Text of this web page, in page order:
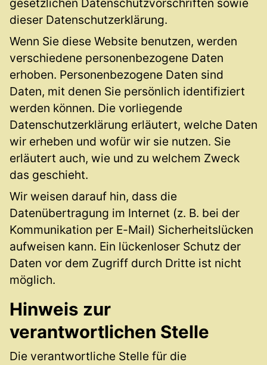
gesetzlichen Datenschutzvorschriften sowie
dieser Datenschutzerklärung.
Wenn Sie diese Website benutzen, werden
verschiedene personenbezogene Daten
erhoben. Personenbezogene Daten sind
Daten, mit denen Sie persönlich identifiziert
werden können. Die vorliegende
Datenschutzerklärung erläutert, welche Daten
wir erheben und wofür wir sie nutzen. Sie
erläutert auch, wie und zu welchem Zweck
das geschieht.
Wir weisen darauf hin, dass die
Datenübertragung im Internet (z. B. bei der
Kommunikation per E-Mail) Sicherheitslücken
aufweisen kann. Ein lückenloser Schutz der
Daten vor dem Zugriff durch Dritte ist nicht
möglich.
Hinweis zur
verantwortlichen Stelle
Die verantwortliche Stelle für die